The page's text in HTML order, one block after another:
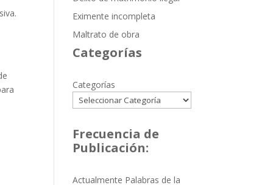
Eximente incompleta
Maltrato de obra
Categorías
Categorías
Frecuencia de
Publicación:
Actualmente Palabras de la